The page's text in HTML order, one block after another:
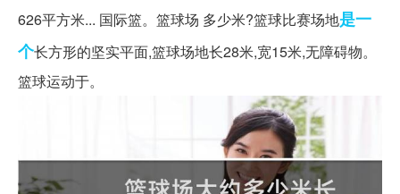
626平方米... 国际篮。篮球场 多少米?篮球比赛场地是一
个长方形的坚实平面,篮球场地长28米,宽15米,无障碍物。
篮球运动于。